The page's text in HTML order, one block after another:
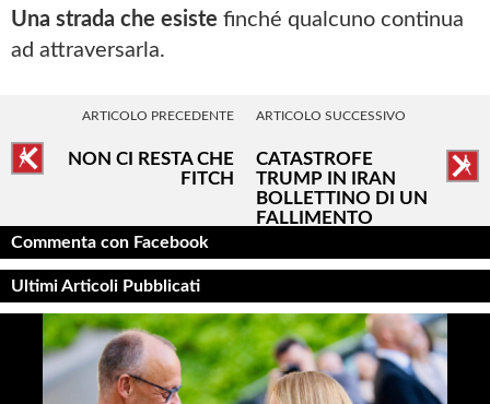
Una strada che esiste finché qualcuno continua
ad attraversarla.
ARTICOLO PRECEDENTE
NON CI RESTA CHE
FITCH
ARTICOLO SUCCESSIVO
CATASTROFE
TRUMP IN IRAN
BOLLETTINO DI UN
FALLIMENTO
Commenta con Facebook
Ultimi Articoli Pubblicati